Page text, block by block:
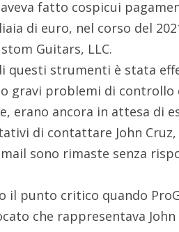
fatto cospicui
di euro, nel corso del
Guitars, LLC.
questi strumenti è stata
gravi problemi di controllo
erano ancora in attesa di
di contattare John
sono rimaste senza
il punto critico quando
che rappresentava